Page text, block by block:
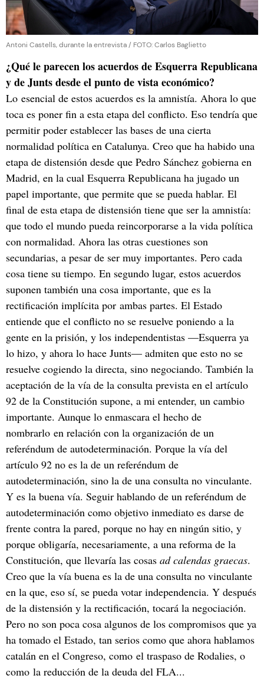
Antoni Castells, durante la entrevista / FOTO: Carlos Baglietto
¿Qué le parecen los acuerdos de Esquerra Republicana
y de Junts desde el punto de vista económico?
Lo esencial de estos acuerdos es la amnistía. Ahora lo que
toca es poner fin a esta etapa del conflicto. Eso tendría que
permitir poder establecer las bases de una cierta
normalidad política en Catalunya. Creo que ha habido una
etapa de distensión desde que Pedro Sánchez gobierna en
Madrid, en la cual Esquerra Republicana ha jugado un
papel importante, que permite que se pueda hablar. El
final de esta etapa de distensión tiene que ser la amnistía:
que todo el mundo pueda reincorporarse a la vida política
con normalidad. Ahora las otras cuestiones son
secundarias, a pesar de ser muy importantes. Pero cada
cosa tiene su tiempo. En segundo lugar, estos acuerdos
suponen también una cosa importante, que es la
rectificación implícita por ambas partes. El Estado
entiende que el conflicto no se resuelve poniendo a la
gente en la prisión, y los independentistas —Esquerra ya
lo hizo, y ahora lo hace Junts— admiten que esto no se
resuelve cogiendo la directa, sino negociando. También la
aceptación de la vía de la consulta prevista en el artículo
92 de la Constitución supone, a mi entender, un cambio
importante. Aunque lo enmascara el hecho de
nombrarlo en relación con la organización de un
referéndum de autodeterminación. Porque la vía del
artículo 92 no es la de un referéndum de
autodeterminación, sino la de una consulta no vinculante.
Y es la buena vía. Seguir hablando de un referéndum de
autodeterminación como objetivo inmediato es darse de
frente contra la pared, porque no hay en ningún sitio, y
porque obligaría, necesariamente, a una reforma de la
Constitución, que llevaría las cosas ad calendas graecas.
Creo que la vía buena es la de una consulta no vinculante
en la que, eso sí, se pueda votar independencia. Y después
de la distensión y la rectificación, tocará la negociación.
Pero no son poca cosa algunos de los compromisos que ya
ha tomado el Estado, tan serios como que ahora hablamos
catalán en el Congreso, como el traspaso de Rodalies, o
como la reducción de la deuda del FLA...